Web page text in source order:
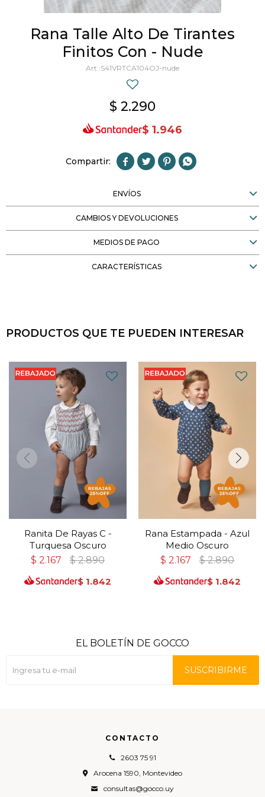
Rana Talle Alto De Tirantes
Finitos Con - Nude
S41VRTCA104OJ-nude
$ 2.290
$ 1.946
   
ENVÍOS
CAMBIOS Y DEVOLUCIONES
MEDIOS DE PAGO
CARACTERÍSTICAS
PRODUCTOS QUE TE PUEDEN INTERESAR
Ranita De Rayas C -
Turquesa Oscuro
$ 2.167 $ 2.890
$ 1.842
Rana Estampada - Azul
Medio Oscuro
$ 2.167 $ 2.890
$ 1.842
CONTACTO
2603 75 91
Arocena 1590, Montevideo
consultas@gocco.uy
EL BOLETÍN DE GOCCO
SUSCRIBIRME